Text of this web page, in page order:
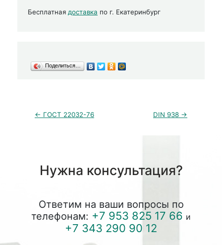
Бесплатная доставка по г. Екатеринбург
Поделиться…
← ГОСТ 22032-76 DIN 938 →
Нужна консультация?
Ответим на ваши вопросы по
телефонам: +7 953 825 17 66 и
+7 343 290 90 12